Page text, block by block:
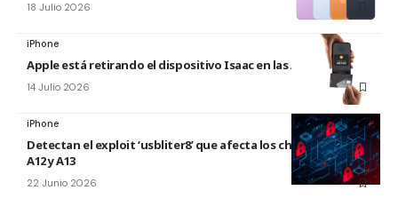
18 Julio 2026
iPhone
Apple está retirando el dispositivo Isaac en las Apple Store
14 Julio 2026
iPhone
Detectan el exploit ‘usbliter8’ que afecta los chips de Apple
A12 y A13
22 Junio 2026